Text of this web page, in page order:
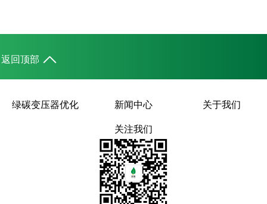
返回顶部
绿碳变压器优化 新闻中心 关于我们
关注我们